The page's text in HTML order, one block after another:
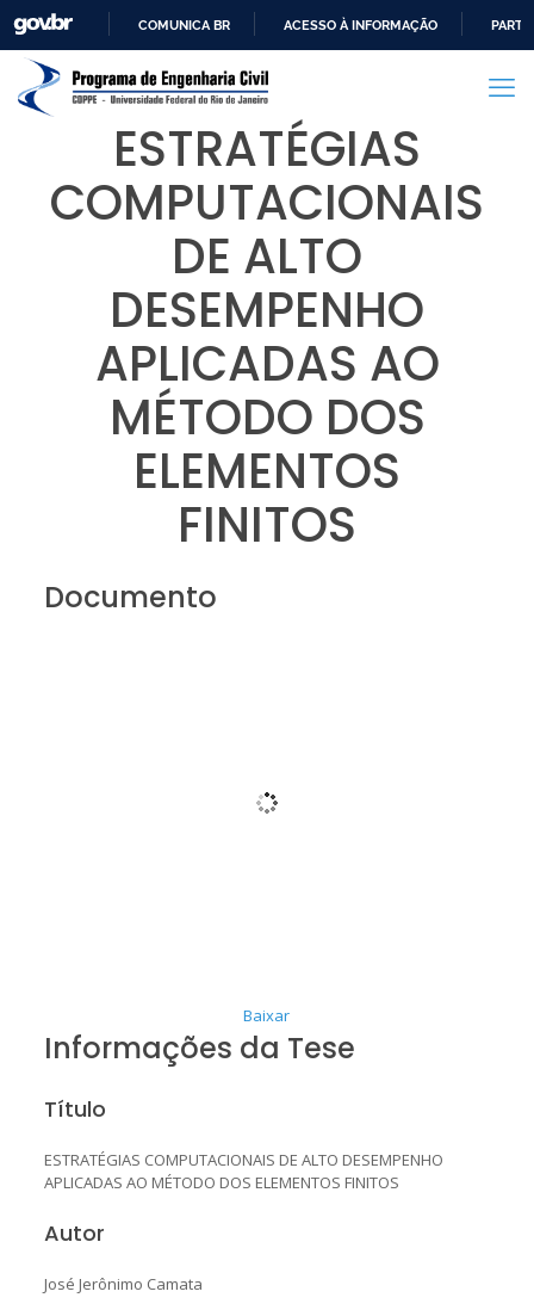
PARA
CONTEÚDO
COMUNICA BR ACESSO À INFORMAÇÃO
ESTRATÉGIAS
COMPUTACIONAIS
DE ALTO
DESEMPENHO
APLICADAS AO
MÉTODO DOS
ELEMENTOS
FINITOS
Documento
Baixar
Informações da Tese
Título
ESTRATÉGIAS COMPUTACIONAIS DE ALTO DESEMPENHO
APLICADAS AO MÉTODO DOS ELEMENTOS FINITOS
Autor
José Jerônimo Camata